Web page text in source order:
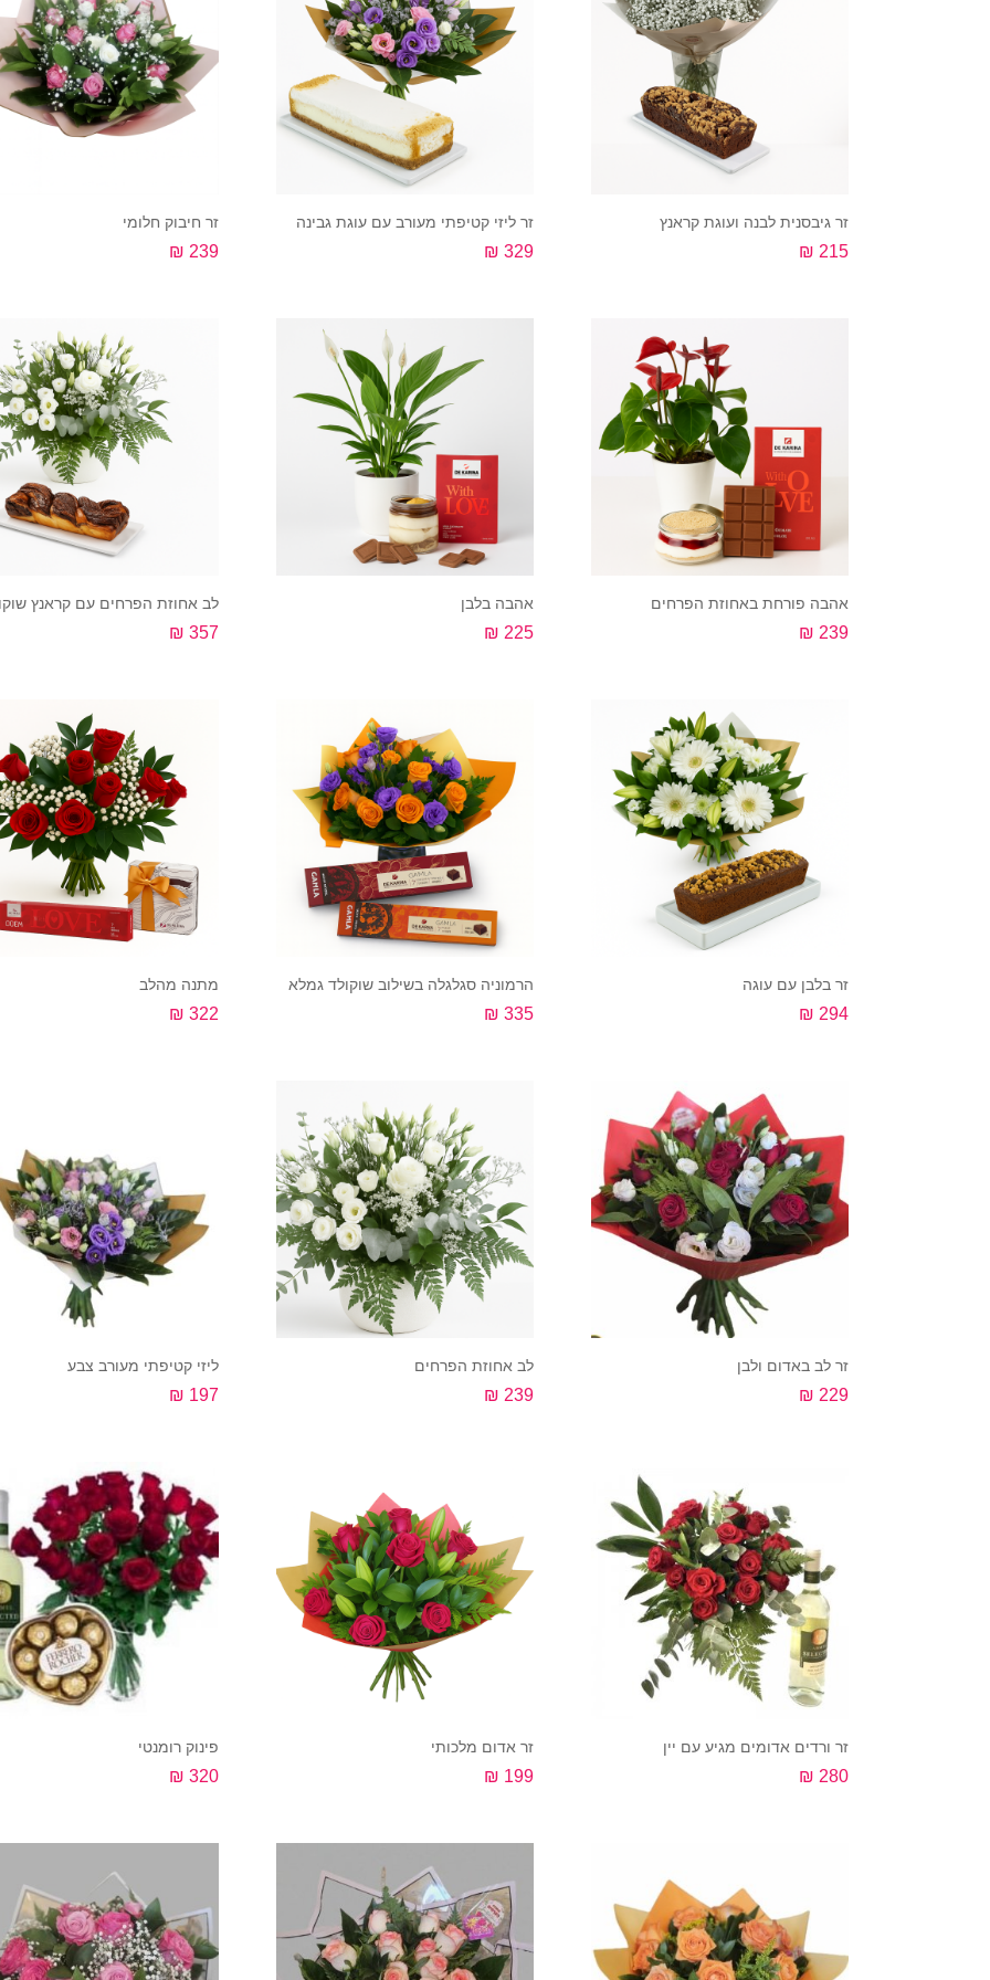
זר גיבסנית לבנה ועוגת קראנץ
215 ₪
קנה עכשיו
זר ליזי קטיפתי מעורב עם עוגת גבינה
329 ₪
קנה עכשיו
זר חיבוק חלומי
239 ₪
קנה עכשיו
אהבה פורחת באחוזת הפרחים
239 ₪
קנה עכשיו
אהבה בלבן
225 ₪
קנה עכשיו
לב אחוזת הפרחים עם קראנץ
357 ₪
קנה עכשיו
זר בלבן עם עוגה
294 ₪
קנה עכשיו
הרמוניה סגלגלה בשילוב שוקולד גמלא
335 ₪
קנה עכשיו
מתנה מהלב
322 ₪
זר לב באדום ולבן
229 ₪
לב אחוזת הפרחים
239 ₪
ליזי קטיפתי מעורב צבע
197 ₪
קנה עכשיו
זר ורדים אדומים מגיע עם יין
280 ₪
זר אדום מלכותי
199 ₪
קנה עכשיו
פינוק רומנטי
320 ₪